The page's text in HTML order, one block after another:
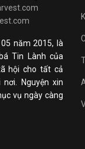
năm 2015, là
Tin Lành của
hội cho tất cả
Nguyện xin
vụ ngày càng